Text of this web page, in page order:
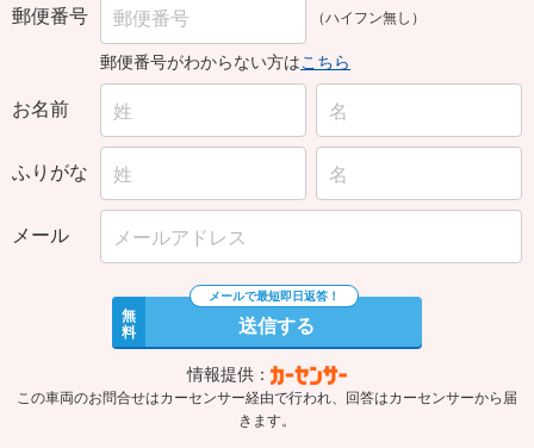
郵便番号 （ハイフン無し）
郵便番号がわからない方はこちら
お名前
ふりがな
メール
無
料 送信する
情報提供：
この車両のお問合せはカーセンサー経由で行われ、回答はカーセンサーから届
きます。